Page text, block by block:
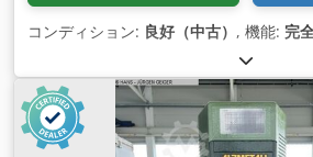
コンディション: 良好（中古） , 機能: 完